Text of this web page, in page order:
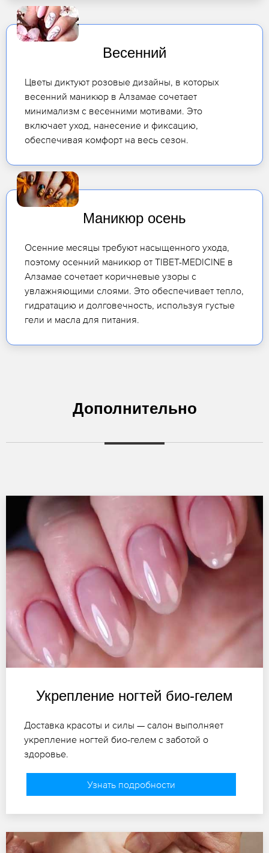
Весенний
Цветы диктуют розовые дизайны, в которых
весенний маникюр в Алзамае сочетает
минимализм с весенними мотивами. Это
включает уход, нанесение и фиксацию,
обеспечивая комфорт на весь сезон.
Маникюр осень
Осенние месяцы требуют насыщенного ухода,
поэтому осенний маникюр от TIBET-MEDICINE в
Алзамае сочетает коричневые узоры с
увлажняющими слоями. Это обеспечивает тепло,
гидратацию и долговечность, используя густые
гели и масла для питания.
Дополнительно
Укрепление ногтей био-гелем
Доставка красоты и силы — салон выполняет
укрепление ногтей био-гелем с заботой о
здоровье.
Узнать подробности